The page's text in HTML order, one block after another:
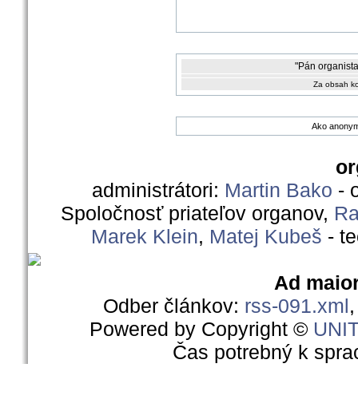
"Pán
Za obsah
Ako
administrátori: Martin Bako -
Spoločnosť priateľov organov,
Marek Klein, Matej Kubeš -
Ad
Odber článkov: rss-091.xml
Powered by Copyright ©
Čas potrebný k